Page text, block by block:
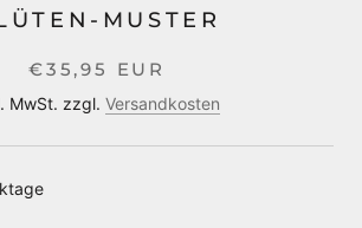
MUSTER
€35,95 EUR
MwSt. zzgl. Versandkosten